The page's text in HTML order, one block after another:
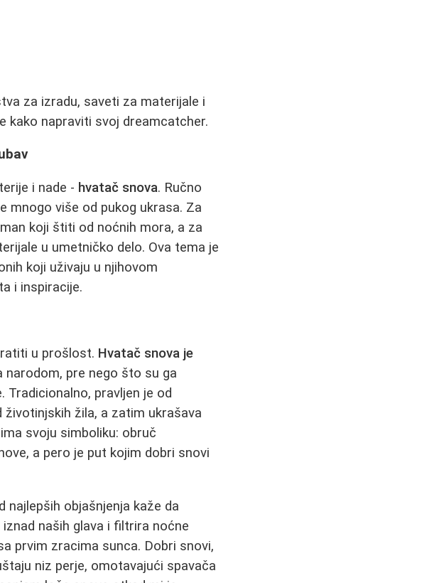
za izradu, saveti za materijale i
kako napraviti svoj dreamcatcher.
i nade - hvatač snova. Ručno
mnogo više od pukog ukrasa. Za
koji štiti od noćnih mora, a za
u umetničko delo. Ova tema je
koji uživaju u njihovom
i inspiracije.
u prošlost. Hvatač snova je
narodom, pre nego što su ga
Tradicionalno, pravljen je od
žila, a zatim ukrašava
svoju simboliku: obruč
a pero je put kojim dobri snovi
najlepših objašnjenja kaže da
naših glava i filtrira noćne
prvim zracima sunca. Dobri snovi,
niz perje, omotavajući spavača